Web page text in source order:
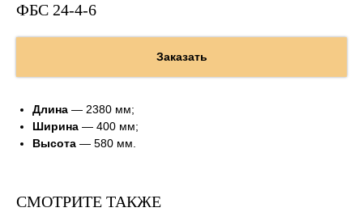
ФБС 24-4-6
Заказать
Длина — 2380 мм;
Ширина — 400 мм;
Высота — 580 мм.
СМОТРИТЕ ТАКЖЕ